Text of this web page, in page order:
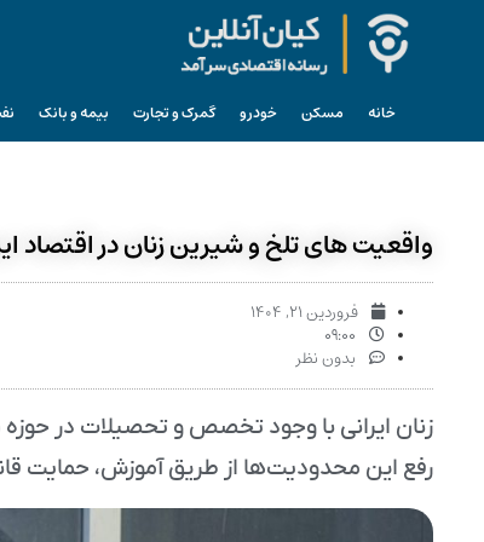
خانه مسکن خودرو گمرک و تجارت بیمه و بانک
واقعیت‌ های تلخ و شیرین زنان در اقتصاد
فروردین ۲۱, ۱۴۰۴
۰۹:۰۰
بدون نظر
زنان ایرانی با وجود تخصص و تحصیلات در حوزه
رفع این محدودیت‌ها از طریق آموزش، حمایت